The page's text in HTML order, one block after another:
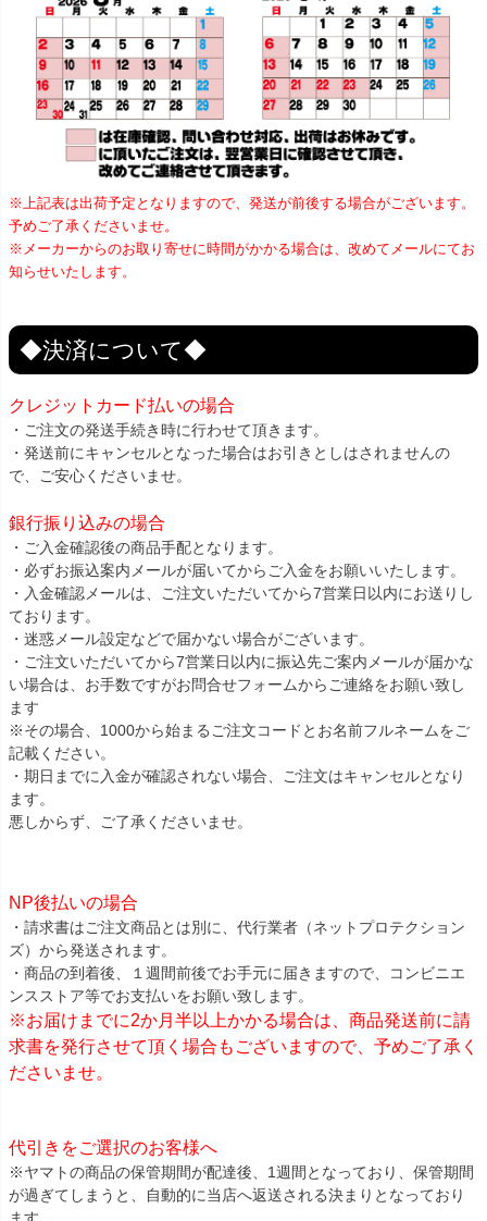
※上記表は出荷予定となりますので、発送が前後する場合がございます。
予めご了承くださいませ。
※メーカーからのお取り寄せに時間がかかる場合は、改めてメールにてお
知らせいたします。
◆決済について◆
クレジットカード払いの場合
・ご注文の発送手続き時に行わせて頂きます。
・発送前にキャンセルとなった場合はお引きとしはされませんの
で、ご安心くださいませ。
銀行振り込みの場合
・ご入金確認後の商品手配となります。
・必ずお振込案内メールが届いてからご入金をお願いいたします。
・入金確認メールは、ご注文いただいてから7営業日以内にお送りし
ております。
・迷惑メール設定などで届かない場合がございます。
・ご注文いただいてから7営業日以内に振込先ご案内メールが届かな
い場合は、お手数ですがお問合せフォームからご連絡をお願い致し
ます
※その場合、1000から始まるご注文コードとお名前フルネームをご
記載ください。
・期日までに入金が確認されない場合、ご注文はキャンセルとなり
ます。
悪しからず、ご了承くださいませ。
NP後払いの場合
・請求書はご注文商品とは別に、代行業者（ネットプロテクション
ズ）から発送されます。
・商品の到着後、１週間前後でお手元に届きますので、コンビニエ
ンスストア等でお支払いをお願い致します。
※お届けまでに2か月半以上かかる場合は、商品発送前に請
求書を発行させて頂く場合もございますので、予めご了承く
ださいませ。
代引きをご選択のお客様へ
※ヤマトの商品の保管期間が配達後、1週間となっており、保管期間
が過ぎてしまうと、自動的に当店へ返送される決まりとなっており